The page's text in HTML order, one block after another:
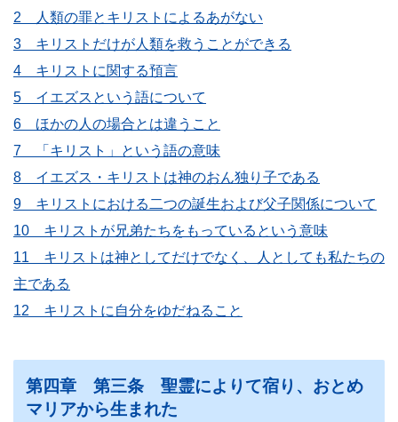
2 人類の罪とキリストによるあがない
3 キリストだけが人類を救うことができる
4 キリストに関する預言
5 イエズスという語について
6 ほかの人の場合とは違うこと
7 「キリスト」という語の意味
8 イエズス・キリストは神のおん独り子である
9 キリストにおける二つの誕生および父子関係について
10 キリストが兄弟たちをもっているという意味
11 キリストは神としてだけでなく、人としても私たちの
主である
12 キリストに自分をゆだねること
第四章 第三条 聖霊によりて宿り、おとめ
マリアから生まれた